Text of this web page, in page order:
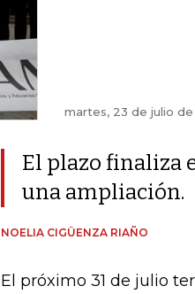
martes, 23 de julio de
El plazo finaliza
una ampliación.
NOELIA CIGÜENZA RIAÑO
El próximo 31 de julio